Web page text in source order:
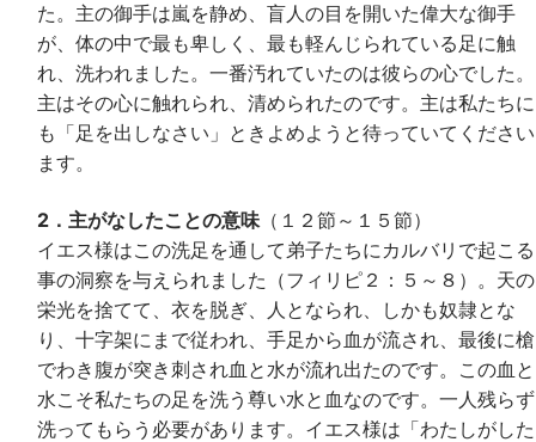
た。主の御手は嵐を静め、盲人の目を開いた偉大な御手
が、体の中で最も卑しく、最も軽んじられている足に触
れ、洗われました。一番汚れていたのは彼らの心でした。
主はその心に触れられ、清められたのです。主は私たちに
も「足を出しなさい」ときよめようと待っていてください
ます。
2．主がなしたことの意味 （１２節～１５節）
イエス様はこの洗足を通して弟子たちにカルバリで起こる
事の洞察を与えられました（フィリピ２：５～８）。天の
栄光を捨てて、衣を脱ぎ、人となられ、しかも奴隷とな
り、十字架にまで従われ、手足から血が流され、最後に槍
でわき腹が突き刺され血と水が流れ出たのです。この血と
水こそ私たちの足を洗う尊い水と血なのです。一人残らず
洗ってもらう必要があります。イエス様は「わたしがした